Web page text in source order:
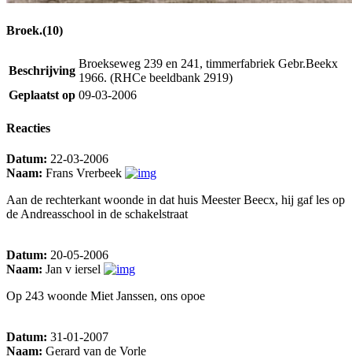
Broek.(10)
Beschrijving
Broekseweg 239 en 241, timmerfabriek Gebr.Beekx
1966. (RHCe beeldbank 2919)
Geplaatst op 09-03-2006
Reacties
Datum: 22-03-2006
Naam: Frans Vrerbeek
Aan de rechterkant woonde in dat huis Meester Beecx, hij gaf les op
de Andreasschool in de schakelstraat
Datum: 20-05-2006
Naam: Jan v iersel
Op 243 woonde Miet Janssen, ons opoe
Datum: 31-01-2007
Naam: Gerard van de Vorle